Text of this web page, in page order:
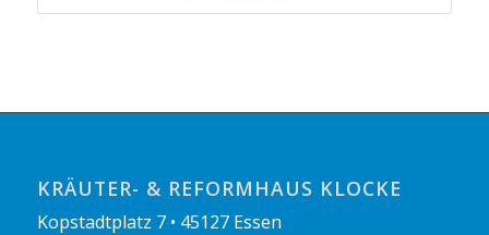
KRÄUTER- & REFORMHAUS KLOCKE
Kopstadtplatz 7 • 45127 Essen